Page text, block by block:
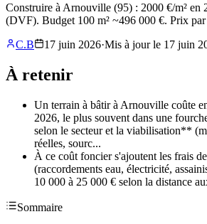
Construire à Arnouville (95) : 2000 €/m² en
(DVF). Budget 100 m² ~496 000 €. Prix par
C.B
17 juin 2026·Mis à jour le 17 juin
À retenir
Un terrain à bâtir à Arnouville coûte
2026, le plus souvent dans une
selon le secteur et la viabilisation**
réelles, sourc...
À ce coût foncier s'ajoutent les frais
(raccordements eau, électricité,
10 000 à 25 000 € selon la distance
Sommaire